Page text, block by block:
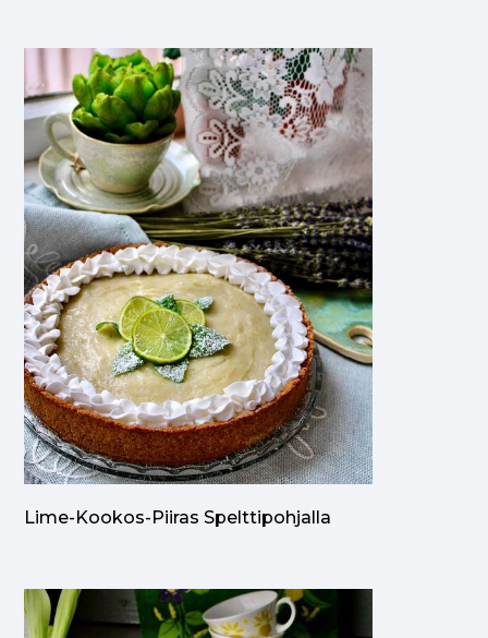
Lime-Kookos-Piiras Spelttipohjalla